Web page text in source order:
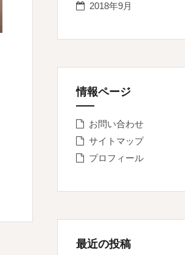
2018年9月
情報ページ
お問い合わせ
サイトマップ
プロフィール
最近の投稿